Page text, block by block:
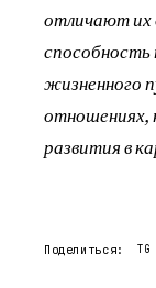
отличают их
жизненного
отношениях,
развития в
Поделиться: TG